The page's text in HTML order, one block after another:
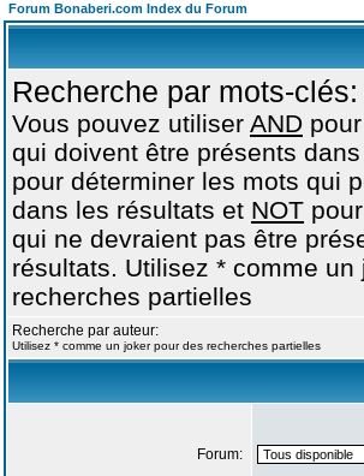
Forum Bonaberi.com Index du Forum
Recherche par mots-clés:
Vous pouvez utiliser AND
qui doivent être présents
pour déterminer les mots qui
dans les résultats et NOT
qui ne devraient pas être
résultats. Utilisez * comme un
recherches partielles
Recherche par auteur:
Utilisez * comme un joker pour des recherches partielles
Forum: